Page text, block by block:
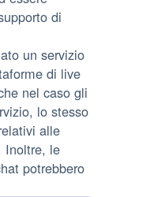
di
un servizio
di live
nel caso gli
lo stesso
alle
Inoltre, le
potrebbero